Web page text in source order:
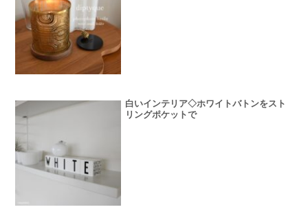
白いインテリア◇ホワイトバトンをスト
リングポケットで